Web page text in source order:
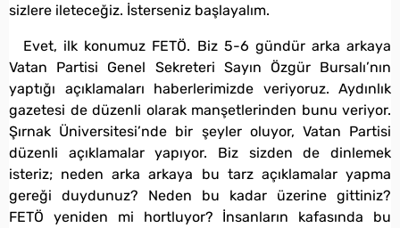
sizlere ileteceğiz. İsterseniz başlayalım.
Evet, ilk konumuz FETÖ. Biz 5-6 gündür arka arkaya
Vatan Partisi Genel Sekreteri Sayın Özgür Bursalı’nın
yaptığı açıklamaları haberlerimizde veriyoruz. Aydınlık
gazetesi de düzenli olarak manşetlerinden bunu veriyor.
Şırnak Üniversitesi’nde bir şeyler oluyor, Vatan Partisi
düzenli açıklamalar yapıyor. Biz sizden de dinlemek
isteriz; neden arka arkaya bu tarz açıklamalar yapma
gereği duydunuz? Neden bu kadar üzerine gittiniz?
FETÖ yeniden mi hortluyor? İnsanların kafasında bu